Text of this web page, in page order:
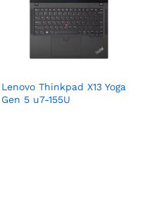
Lenovo Thinkpad X13 Yoga
Gen 5 u7-155U